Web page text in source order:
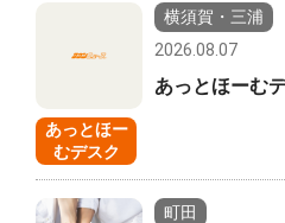
あっとほー
むデスク
横須賀・三浦
2026.08.07
あっとほーむ
町田